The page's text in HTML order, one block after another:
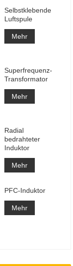
Selbstklebende
Luftspule
Mehr
Superfrequenz-
Transformator
Mehr
Radial
bedrahteter
Induktor
Mehr
PFC-Induktor
Mehr